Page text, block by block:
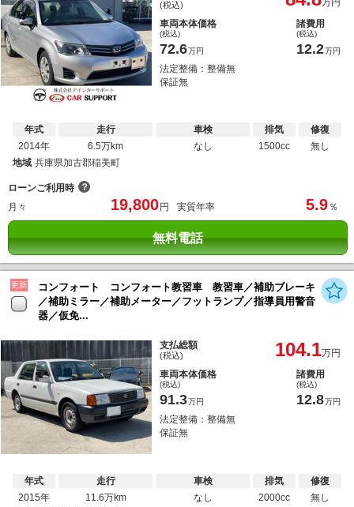
(税込)
万円
車両本体価格
(税込)
72.6万円
諸費用
(税込)
12.2万円
法定整備：整備無
保証無
年式
2014年
走行
6.5万km
車検
なし
排気
1500cc
修復
無し
地域 兵庫県加古郡稲美町
ローンご利用時 ？
月々
19,800 円 実質年率 5.9 ％
無料電話
更新
コンフォート コンフォート教習車 教習車／補助ブレーキ
／補助ミラー／補助メーター／フットランプ／指導員用警音
器／仮免...
支払総額
(税込) 104.1万円
車両本体価格
(税込)
91.3万円
諸費用
(税込)
12.8万円
法定整備：整備無
保証無
年式
2015年
走行
11.6万km
車検
なし
排気
2000cc
修復
無し